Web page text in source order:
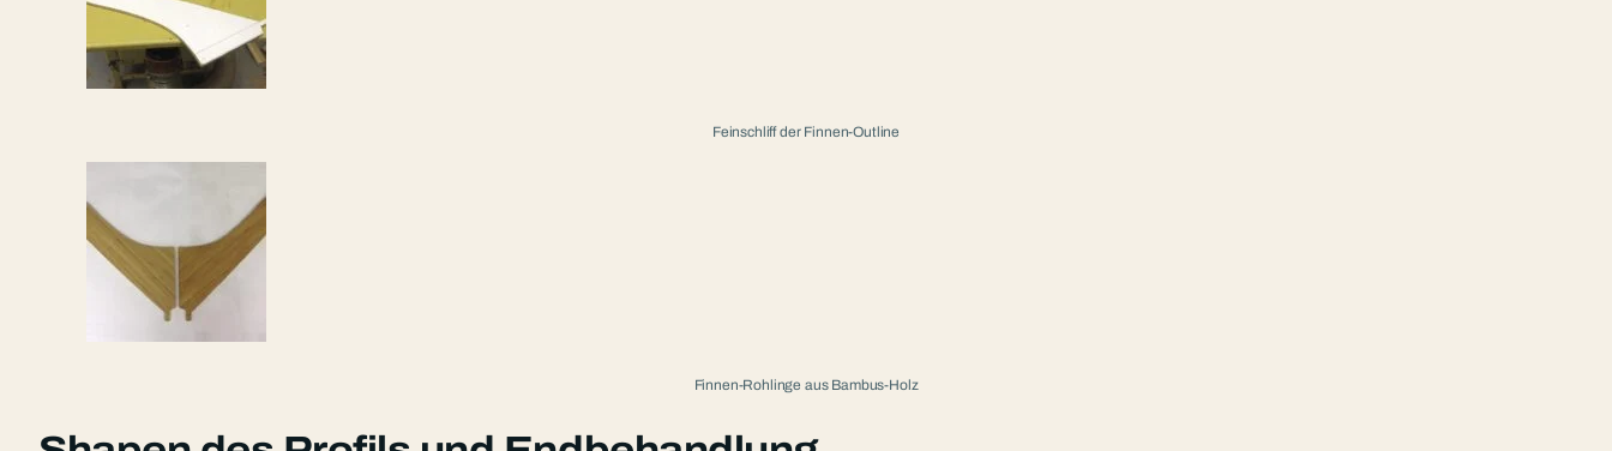
Feinschliff der Finnen-Outline
Finnen-Rohlinge aus Bambus-Holz